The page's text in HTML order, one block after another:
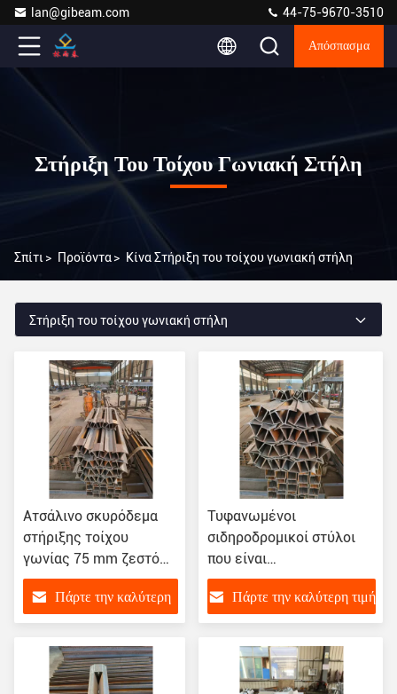
lan@gibeam.com 44-75-9670-3510
Απόσπασμα
Στήριξη Του Τοίχου Γωνιακή Στήλη
Σπίτι > Προϊόντα> Κίνα Στήριξη του τοίχου γωνιακή στήλη
Στήριξη του τοίχου γωνιακή στήλη
Ατσάλινο σκυρόδεμα
στήριξης τοίχου
γωνίας 75 mm ζεστό
γκάλβωση
Πάρτε την καλύτερη
Τυφανωμένοι
σιδηροδρομικοί στύλοι
που είναι
ενσωματωμένοι σε
τσιμεντένιο τοίχο
στήριξης
Πάρτε την καλύτερη τιμή